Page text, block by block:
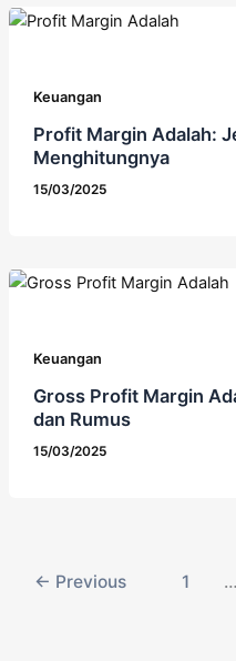
Keuangan
Profit Margin Adalah:
Menghitungnya
15/03/2025
Keuangan
Gross Profit Margin
dan Rumus
15/03/2025
← Previous 1 …